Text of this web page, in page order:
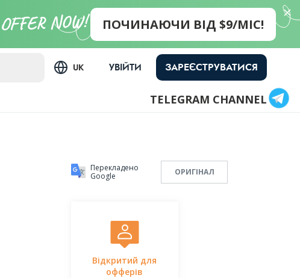
ПОЧИНАЮЧИ ВІД $9/МІС!
UK УВІЙТИ ЗАРЕЄСТРУВАТИСЯ
TELEGRAM CHANNEL
Перекладено
Google
ОРИГІНАЛ
Відкритий для
офферів